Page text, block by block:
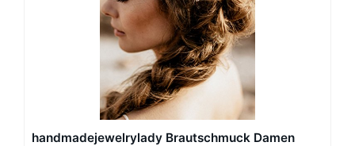
handmadejewelrylady Brautschmuck Damen